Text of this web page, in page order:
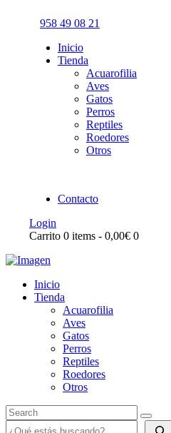
958 49 08 21
Inicio
Tienda
Acuarofilia
Aves
Gatos
Perros
Reptiles
Roedores
Otros
Contacto
Login
Carrito 0 items - 0,00€ 0
Inicio
Tienda
Acuarofilia
Aves
Gatos
Perros
Reptiles
Roedores
Otros
Buscar